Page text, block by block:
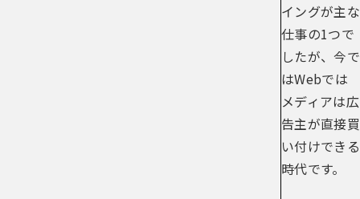
イングが主な
仕事の1つで
したが、今で
はWebでは
メディアは広
告主が直接買
い付けできる
時代です。